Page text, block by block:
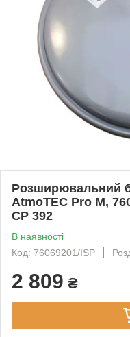
Розширювальний
AtmoTEC Pro M,
CP 392
В наявності
Код: 76069201/ISP
2 809 ₴